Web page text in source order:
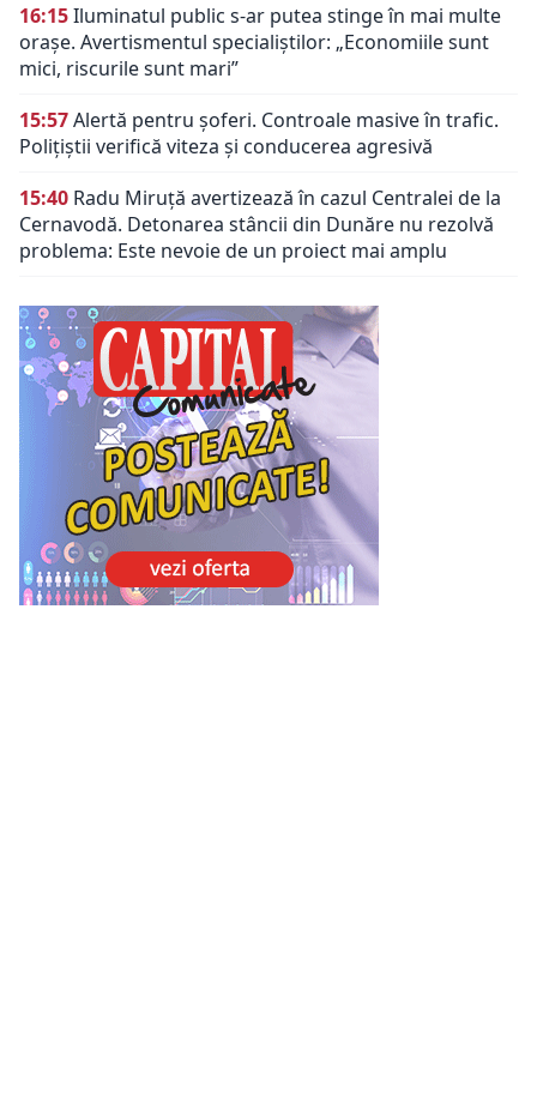
16:15Iluminatul public s-ar putea stinge în mai multe
orașe. Avertismentul specialiștilor: „Economiile sunt
mici, riscurile sunt mari”
15:57Alertă pentru șoferi. Controale masive în trafic.
Polițiștii verifică viteza și conducerea agresivă
15:40 Radu Miruță avertizează în cazul Centralei de la
Cernavodă. Detonarea stâncii din Dunăre nu rezolvă
problema: Este nevoie de un proiect mai amplu